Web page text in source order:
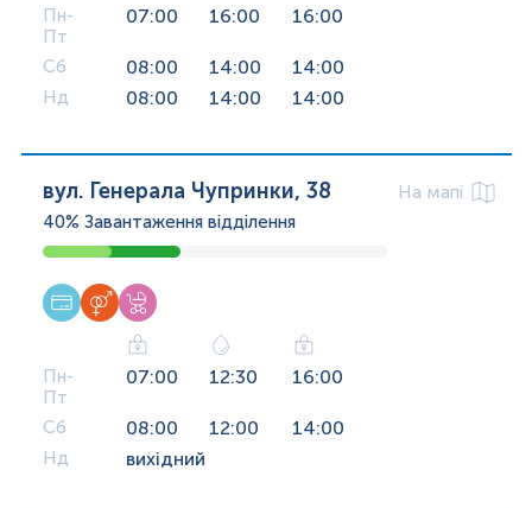
Пн-
Пт
07:00 16:00 16:00
Сб 08:00 14:00 14:00
Нд 08:00 14:00 14:00
вул. Генерала Чупринки, 38
На мапі
40% Завантаження відділення
Пн-
Пт
07:00 12:30 16:00
Сб 08:00 12:00 14:00
Нд вихідний